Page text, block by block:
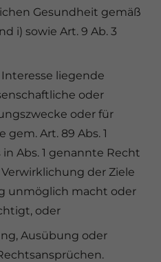
Gesundheit gemäß
i) sowie Art. 9 Ab. 3
liegende
oder
oder für
Art. 89 Abs. 1
in Abs. 1 genannte Recht
der Ziele
unmöglich macht oder
oder
Ausübung oder